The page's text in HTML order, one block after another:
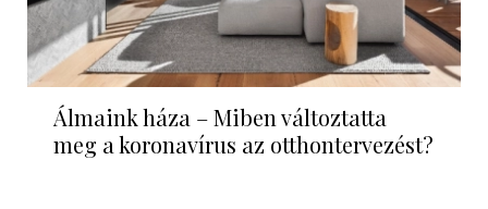
Álmaink háza – Miben változtatta
meg a koronavírus az otthontervezést?